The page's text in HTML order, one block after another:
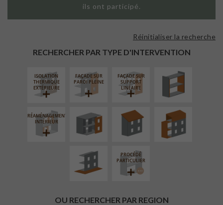
ils ont participé.
RECHERCHER PAR TYPE D'INTERVENTION
Réinitialiser la recherche
ISOLATION
THERMIQUE
EXTÉRIEURE
FAÇADE SUR
PAROI PLEINE
FAÇADE SUR
SUPPORT
LINÉAIRE
ISOLATION
INTÉRIEURE
RÉAMÉNAGEMENT
INTÉRIEUR
FERMETURE
LOGGIAS
RÉFECTION DES
TOITURES
SURÉLÉVATION
EXTENSION
AMÉNAGEMENT
EXTÉRIEUR
PROCÉDÉ
PARTICULIER
OU RECHERCHER PAR REGION